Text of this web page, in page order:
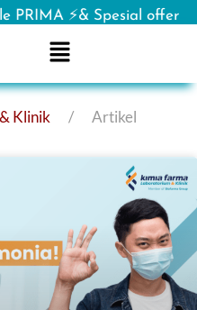
Spesial offer
Klinik Artikel